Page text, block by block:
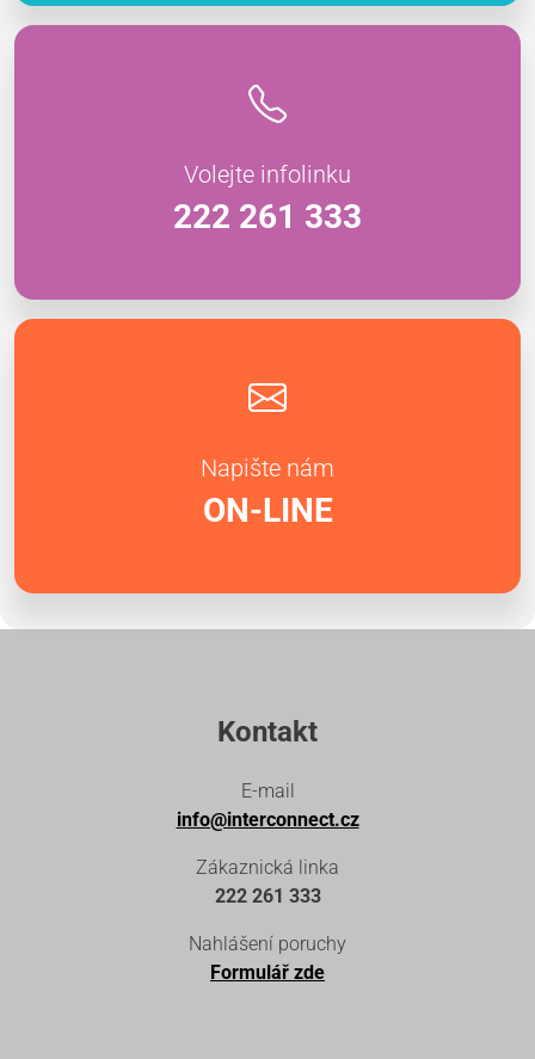
Volejte infolinku
222 261 333
Napište nám
ON-LINE
Kontakt
E-mail
info@interconnect.cz
Zákaznická linka
222 261 333
Nahlášení poruchy
Formulář zde